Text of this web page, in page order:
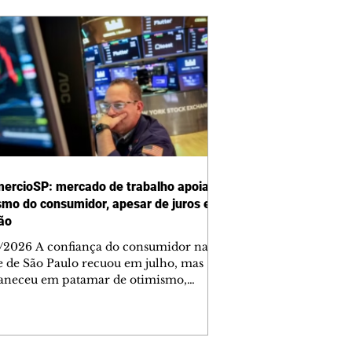
mercado de trabalho apoia
do consumidor, apesar de juros e
A confiança do consumidor na
de São Paulo recuou em julho, mas
em patamar de otimismo,